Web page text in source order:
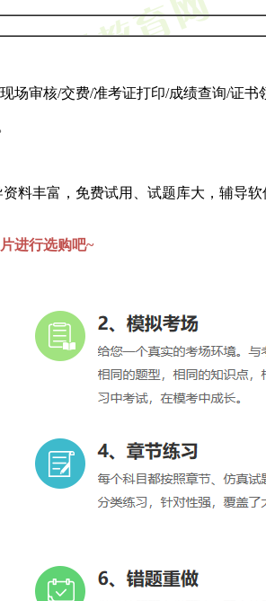
审核/交费/准考证打印/成绩查询/证书
料丰富，免费试用、试题库大，辅导
进行选购吧~